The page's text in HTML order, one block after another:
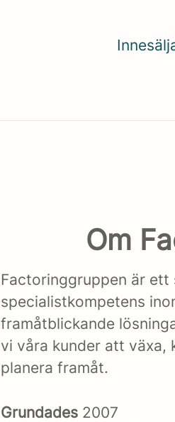
Om
Factoringgruppen är ett
specialistkompetens
framåtblickande
vi våra kunder att
planera framåt.
Grundades 2007